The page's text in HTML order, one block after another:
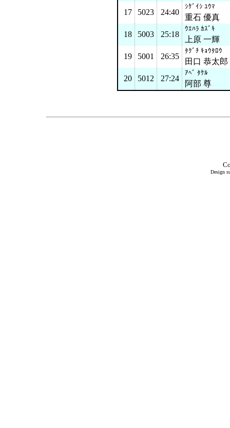
17
5023 24:40
ｼｹﾞｲｼ ﾕｳﾏ
重石 優真
18
5003 25:18
ｳｴﾊﾗ ｶｽﾞｷ
上原 一輝
19
5001 26:35
ﾀｸﾞﾁ ｷｮｳﾀﾛｳ
田口 恭太郎
20
5012 27:24
ｱﾍﾞ ﾀｹﾙ
阿部 尊
Design